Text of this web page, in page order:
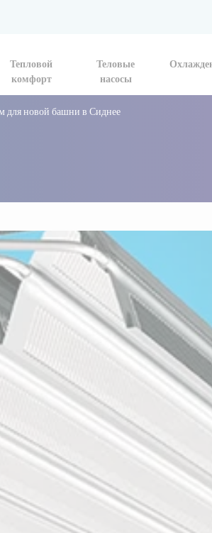
Тепловой
комфорт
Теловые
насосы
для новой башни в Сиднее